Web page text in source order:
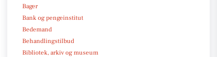
Bager
Bank og pengeinstitut
Bedemand
Behandlingstilbud
Bibliotek, arkiv og museum